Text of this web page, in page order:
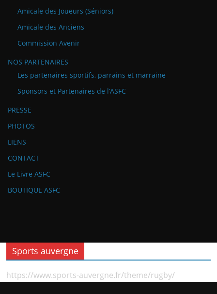
Amicale des Joueurs (Séniors)
Amicale des Anciens
Commission Avenir
NOS PARTENAIRES
Les partenaires sportifs, parrains et marraine
Sponsors et Partenaires de l’ASFC
PRESSE
PHOTOS
LIENS
CONTACT
Le Livre ASFC
BOUTIQUE ASFC
Sports auvergne
https://www.sports-auvergne.fr/theme/rugby/